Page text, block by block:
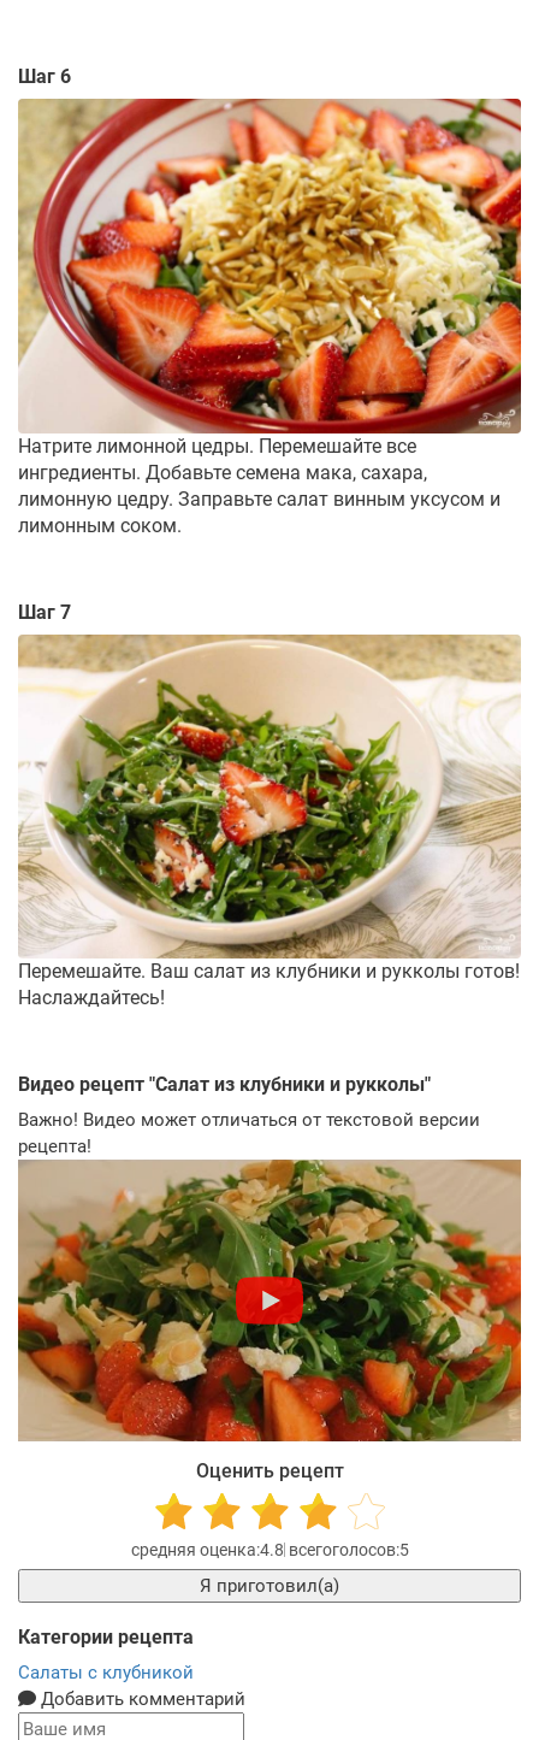
Шаг 6
Натрите лимонной цедры. Перемешайте все
ингредиенты. Добавьте семена мака, сахара,
лимонную цедру. Заправьте салат винным уксусом и
лимонным соком.
Шаг 7
Перемешайте. Ваш салат из клубники и рукколы готов!
Наслаждайтесь!
Видео рецепт "Салат из клубники и рукколы"
Важно! Видео может отличаться от текстовой версии
рецепта!
Оценить рецепт
4.8 5
Я приготовил(а)
Категории рецепта
Салаты с клубникой
Добавить комментарий